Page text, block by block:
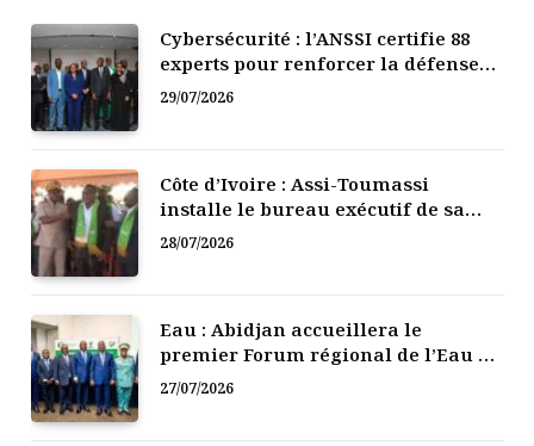
Cybersécurité : l’ANSSI certifie 88
experts pour renforcer la défense
numérique de la Côte d’Ivoire
29/07/2026
Côte d’Ivoire : Assi-Toumassi
installe le bureau exécutif de sa
mutuelle de développement
28/07/2026
Eau : Abidjan accueillera le
premier Forum régional de l’Eau de
l’Afrique de l’Ouest
27/07/2026